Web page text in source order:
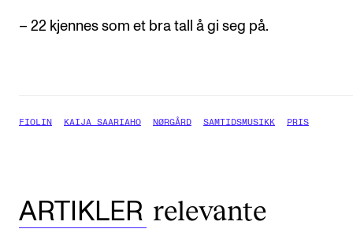
– 22 kjennes som et bra tall å gi seg på.
FIOLIN KAIJA SAARIAHO NØRGÅRD SAMTIDSMUSIKK PRIS
ARTIKLER relevante